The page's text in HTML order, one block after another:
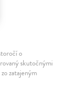
o
skutočnými
zatajeným